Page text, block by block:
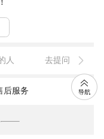
人 去提问
后服务